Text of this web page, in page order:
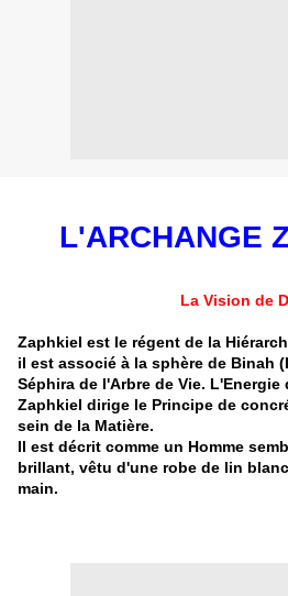
L'ARCHANGE
La Vision de
Zaphkiel est le régent de la
il est associé à la sphère de Binah
Séphira de l'Arbre de Vie.
Zaphkiel dirige le Principe de
sein de la Matière.
Il est décrit comme un Homme
brillant, vêtu d'une robe de lin
main.